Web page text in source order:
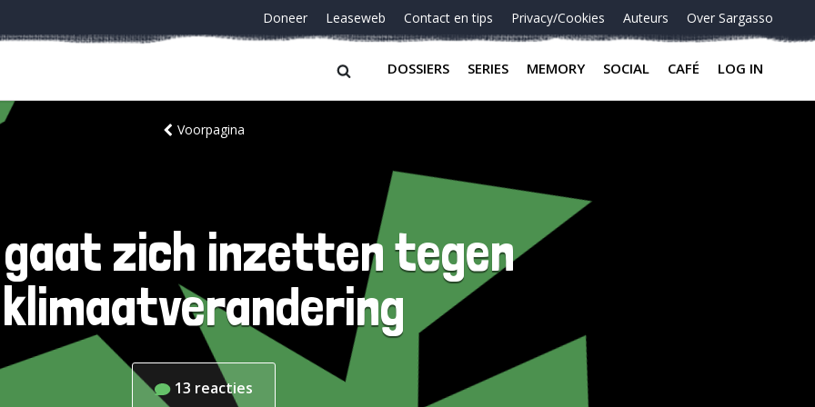
Doneer Leaseweb Contact en tips Privacy/Cookies Auteurs Over Sargasso
DOSSIERS SERIES MEMORY SOCIAL CAFÉ LOG IN
Voorpagina
zich inzetten tegen
klimaatverandering
13 reacties